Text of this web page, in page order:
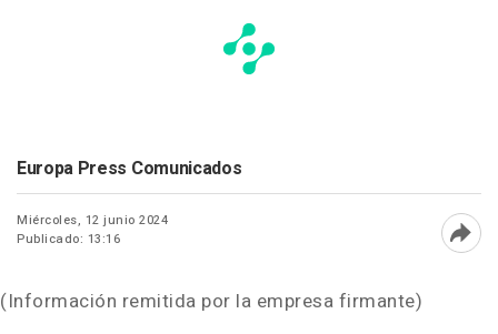
Europa Press Comunicados
Miércoles, 12 junio 2024
Publicado: 13:16
(Información remitida por la empresa firmante)